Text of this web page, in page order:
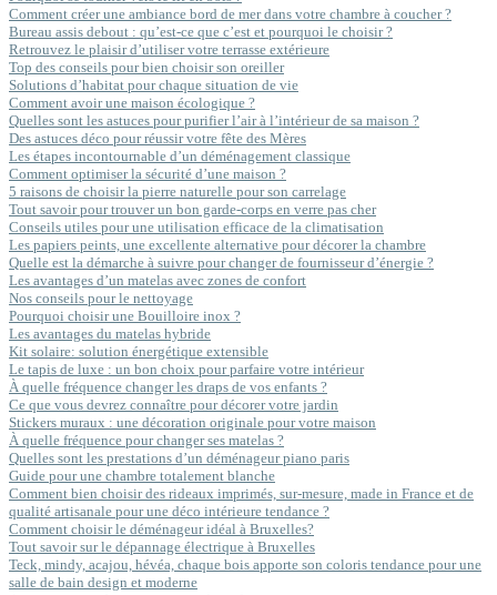
Comment créer une ambiance bord de mer dans votre chambre à coucher ?
Bureau assis debout : qu’est-ce que c’est et pourquoi le choisir ?
Retrouvez le plaisir d’utiliser votre terrasse extérieure
Top des conseils pour bien choisir son oreiller
Solutions d’habitat pour chaque situation de vie
Comment avoir une maison écologique ?
Quelles sont les astuces pour purifier l’air à l’intérieur de sa maison ?
Des astuces déco pour réussir votre fête des Mères
Les étapes incontournable d’un déménagement classique
Comment optimiser la sécurité d’une maison ?
5 raisons de choisir la pierre naturelle pour son carrelage
Tout savoir pour trouver un bon garde-corps en verre pas cher
Conseils utiles pour une utilisation efficace de la climatisation
Les papiers peints, une excellente alternative pour décorer la chambre
Quelle est la démarche à suivre pour changer de fournisseur d’énergie ?
Les avantages d’un matelas avec zones de confort
Nos conseils pour le nettoyage
Pourquoi choisir une Bouilloire inox ?
Les avantages du matelas hybride
Kit solaire: solution énergétique extensible
Le tapis de luxe : un bon choix pour parfaire votre intérieur
À quelle fréquence changer les draps de vos enfants ?
Ce que vous devrez connaître pour décorer votre jardin
Stickers muraux : une décoration originale pour votre maison
À quelle fréquence pour changer ses matelas ?
Quelles sont les prestations d’un déménageur piano paris
Guide pour une chambre totalement blanche
Comment bien choisir des rideaux imprimés, sur-mesure, made in France et de
qualité artisanale pour une déco intérieure tendance ?
Comment choisir le déménageur idéal à Bruxelles?
Tout savoir sur le dépannage électrique à Bruxelles
Teck, mindy, acajou, hévéa, chaque bois apporte son coloris tendance pour une
salle de bain design et moderne